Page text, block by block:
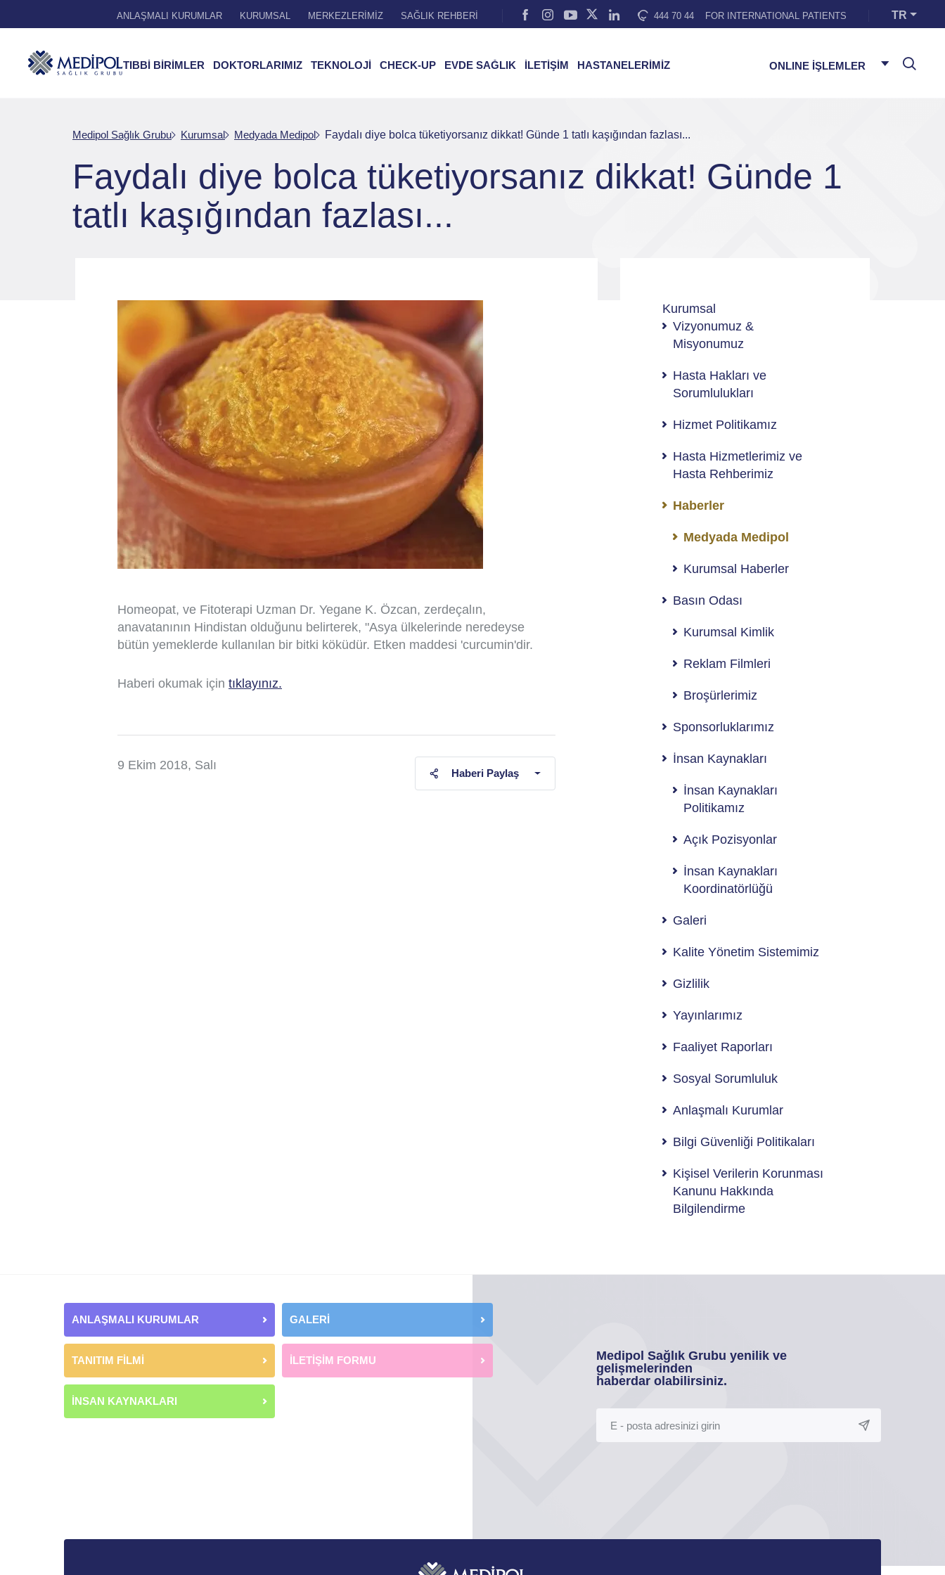
ANLAŞMALI KURUMLAR KURUMSAL MERKEZLERİMİZ SAĞLIK REHBERİ 444 70 44 FOR INTERNATIONAL PATIENTS TR
TIBBİ BİRİMLER DOKTORLARIMIZ TEKNOLOJİ CHECK-UP EVDE SAĞLIK İLETİŞİM HASTANELERİMİZ ONLINE İŞLEMLER
Medipol Sağlık Grubu Kurumsal Medyada Medipol Faydalı diye bolca tüketiyorsanız dikkat! Günde 1 tatlı kaşığından fazlası...
Faydalı diye bolca tüketiyorsanız dikkat! Günde 1
tatlı kaşığından fazlası...
Homeopat, ve Fitoterapi Uzman Dr. Yegane K. Özcan, zerdeçalın,
anavatanının Hindistan olduğunu belirterek, "Asya ülkelerinde neredeyse
bütün yemeklerde kullanılan bir bitki köküdür. Etken maddesi 'curcumin'dir.
Haberi okumak için tıklayınız.
9 Ekim 2018, Salı
Haberi Paylaş
Kurumsal
Vizyonumuz &
Misyonumuz
Hasta Hakları ve
Sorumlulukları
Hizmet Politikamız
Hasta Hizmetlerimiz ve
Hasta Rehberimiz
Haberler
Medyada Medipol
Kurumsal Haberler
Basın Odası
Kurumsal Kimlik
Reklam Filmleri
Broşürlerimiz
Sponsorluklarımız
İnsan Kaynakları
İnsan Kaynakları
Politikamız
Açık Pozisyonlar
İnsan Kaynakları
Koordinatörlüğü
Galeri
Kalite Yönetim Sistemimiz
Gizlilik
Yayınlarımız
Faaliyet Raporları
Sosyal Sorumluluk
Anlaşmalı Kurumlar
Bilgi Güvenliği Politikaları
Kişisel Verilerin Korunması
Kanunu Hakkında
Bilgilendirme
ANLAŞMALI KURUMLAR GALERİ
TANITIM FİLMİ İLETİŞİM FORMU
İNSAN KAYNAKLARI
Medipol Sağlık Grubu yenilik ve
gelişmelerinden
haberdar olabilirsiniz.